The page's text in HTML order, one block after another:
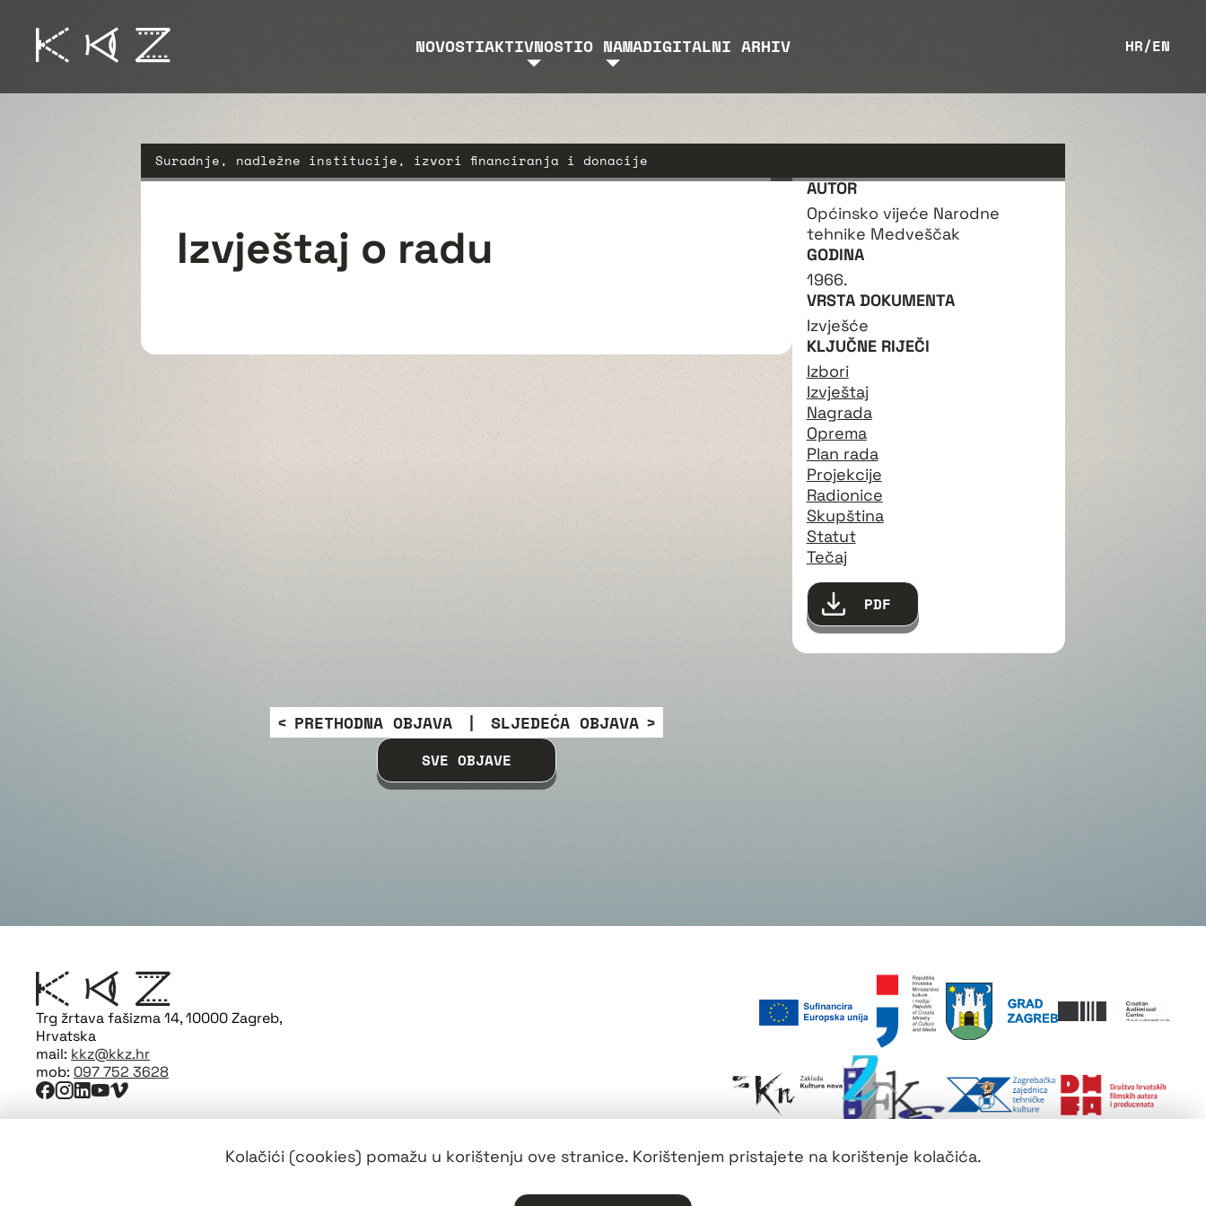
NOVOSTIAKTIVNOSTIO NAMADIGITALNI ARHIV HR/EN
Kolačići (cookies) pomažu u korištenju ove stranice. Korištenjem pristajete na korištenje kolačića.
Suradnje, nadležne institucije, izvori financiranja i donacije
Izvještaj o radu
AUTOR
Općinsko vijeće Narodne
tehnike Medveščak
GODINA
1966.
VRSTA DOKUMENTA
Izvješće
KLJUČNE RIJEČI
Izbori
Izvještaj
Nagrada
Oprema
Plan rada
Projekcije
Radionice
Skupština
Statut
Tečaj
PDF
PRETHODNA OBJAVA | SLJEDEĆA OBJAVA
SVE OBJAVE
Trg žrtava fašizma 14, 10000 Zagreb,
Hrvatska
mail: kkz@kkz.hr
mob: 097 752 3628